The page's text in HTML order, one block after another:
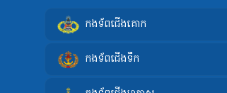
កងទ័ពជើងគោក
កងទ័ពជើងទឹក